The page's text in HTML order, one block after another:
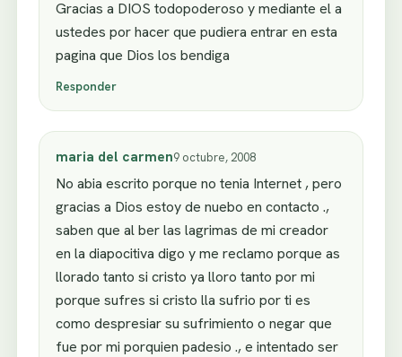
Gracias a DIOS todopoderoso y mediante el a
ustedes por hacer que pudiera entrar en esta
pagina que Dios los bendiga
Responder
maria del carmen9 octubre, 2008
No abia escrito porque no tenia Internet , pero
gracias a Dios estoy de nuebo en contacto .,
saben que al ber las lagrimas de mi creador
en la diapocitiva digo y me reclamo porque as
llorado tanto si cristo ya lloro tanto por mi
porque sufres si cristo lla sufrio por ti es
como despresiar su sufrimiento o negar que
fue por mi porquien padesio ., e intentado ser